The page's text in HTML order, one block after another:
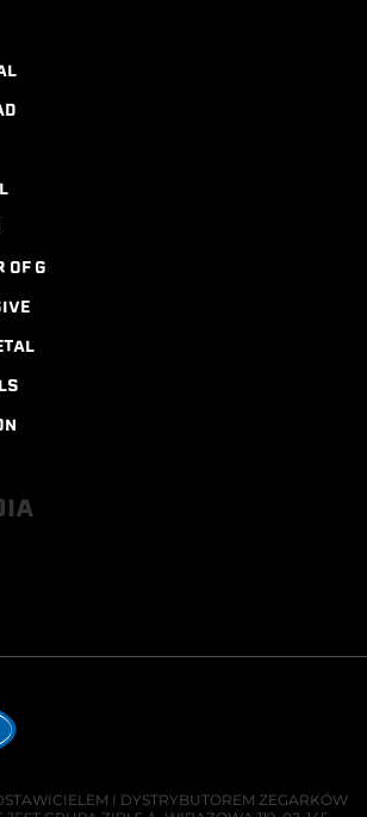
OF G
I DYSTRYBUTOREM ZEGARKÓW